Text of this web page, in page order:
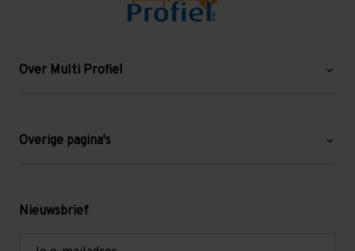
Over Multi Profiel
Blog
Levering en afhalen
Overige pagina's
Mezzanine
Nieuwsbrief